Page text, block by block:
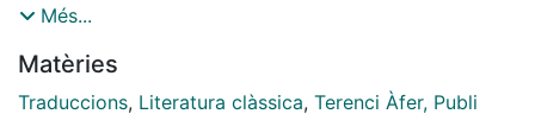
participar en aquest volum, a Xavier Espluga, els seus
Biblioteca de Catalunya, el seu suport en la
localització i consulta dels documents.
Més...
Matèries
Traduccions, Literatura clàssica, Terenci Àfer, Publi